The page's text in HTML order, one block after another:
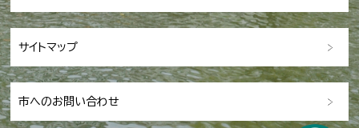
サイトマップ
市へのお問い合わせ